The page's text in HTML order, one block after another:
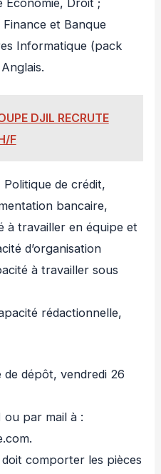
et Banque
Informatique (pack
DJIL RECRUTE
F
de crédit,
bancaire,
à travailler en équipe et
d’organisation
à travailler sous
rédactionnelle,
dépôt, vendredi 26
ou par mail à :
comporter les pièces